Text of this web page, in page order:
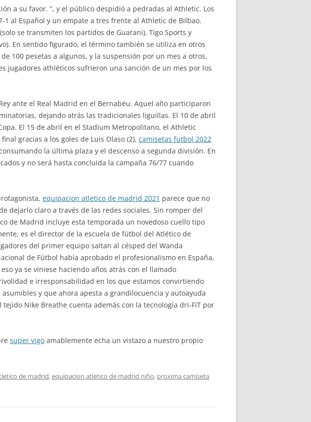
a su favor. ”, y el público despidió a pedradas al Athletic. Los
al Español y un empate a tres frente al Athletic de Bilbao.
se transmiten los partidos de Guarani), Tigo Sports y
En sentido figurado, el término también se utiliza en otros
100 pesetas a algunos, y la suspensión por un mes a otros.
jugadores athléticos sufrieron una sanción de un mes por los
ante el Real Madrid en el Bernabéu. Aquel año participaron
dejando atrás las tradicionales liguillas. El 10 de abril
El 15 de abril en el Stadium Metropolitano, el Athletic
gracias a los goles de Luis Olaso (2), camisetas futbol 2022
la última plaza y el descenso a segunda división. En
y no será hasta concluida la campaña 76/77 cuando
equipacion atletico de madrid 2021 parece que no
dejarlo claro a través de las redes sociales. Sin romper del
de Madrid incluye esta temporada un novedoso cuello tipo
es el director de la escuela de fútbol del Atlético de
del primer equipo saltan al césped del Wanda
de Fútbol había aprobado el profesionalismo en España,
ya se viniese haciendo años atrás con el llamado
e irresponsabilidad en los que estamos convirtiendo
y que ahora apesta a grandilocuencia y autoayuda
Nike Breathe cuenta además con la tecnología dri-FIT por
super vigo amablemente echa un vistazo a nuestro propio
de madrid,equipacion atletico de madrid niño, proxima camiseta